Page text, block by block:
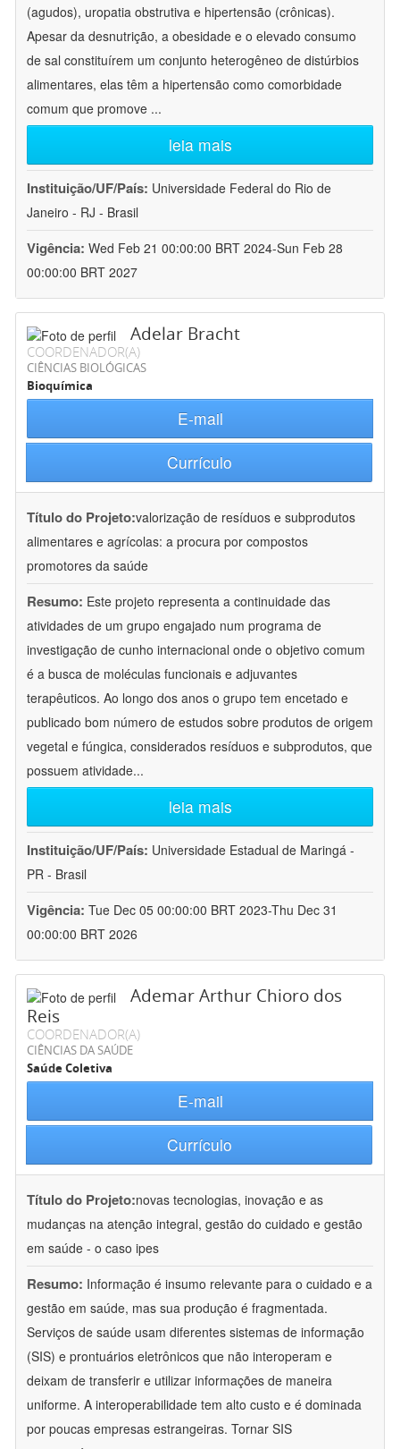
(agudos), uropatia obstrutiva e hipertensão (crônicas).
Apesar da desnutrição, a obesidade e o elevado consumo
de sal constituírem um conjunto heterogêneo de distúrbios
alimentares, elas têm a hipertensão como comorbidade
comum que promove ...
leia mais
Instituição/UF/País: Universidade Federal do Rio de
Janeiro - RJ - Brasil
Vigência: Wed Feb 21 00:00:00 BRT 2024-Sun Feb 28
00:00:00 BRT 2027
Adelar Bracht
COORDENADOR(A)
CIÊNCIAS BIOLÓGICAS
Bioquímica
E-mail
Currículo
Título do Projeto:valorização de resíduos e subprodutos
alimentares e agrícolas: a procura por compostos
promotores da saúde
Resumo: Este projeto representa a continuidade das
atividades de um grupo engajado num programa de
investigação de cunho internacional onde o objetivo comum
é a busca de moléculas funcionais e adjuvantes
terapêuticos. Ao longo dos anos o grupo tem encetado e
publicado bom número de estudos sobre produtos de origem
vegetal e fúngica, considerados resíduos e subprodutos, que
possuem atividade...
leia mais
Instituição/UF/País: Universidade Estadual de Maringá -
PR - Brasil
Vigência: Tue Dec 05 00:00:00 BRT 2023-Thu Dec 31
00:00:00 BRT 2026
Ademar Arthur Chioro dos
Reis
COORDENADOR(A)
CIÊNCIAS DA SAÚDE
Saúde Coletiva
E-mail
Currículo
Título do Projeto:novas tecnologias, inovação e as
mudanças na atenção integral, gestão do cuidado e gestão
em saúde - o caso ipes
Resumo: Informação é insumo relevante para o cuidado e a
gestão em saúde, mas sua produção é fragmentada.
Serviços de saúde usam diferentes sistemas de informação
(SIS) e prontuários eletrônicos que não interoperam e
deixam de transferir e utilizar informações de maneira
uniforme. A interoperabilidade tem alto custo e é dominada
por poucas empresas estrangeiras. Tornar SIS